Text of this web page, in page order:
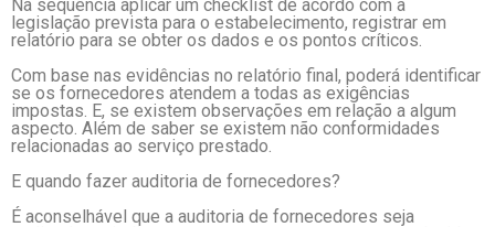
Na sequência aplicar um checklist de acordo com a
legislação prevista para o estabelecimento, registrar em
relatório para se obter os dados e os pontos críticos.
Com base nas evidências no relatório final, poderá identificar
se os fornecedores atendem a todas as exigências
impostas. E, se existem observações em relação a algum
aspecto. Além de saber se existem não conformidades
relacionadas ao serviço prestado.
E quando fazer auditoria de fornecedores?
É aconselhável que a auditoria de fornecedores seja